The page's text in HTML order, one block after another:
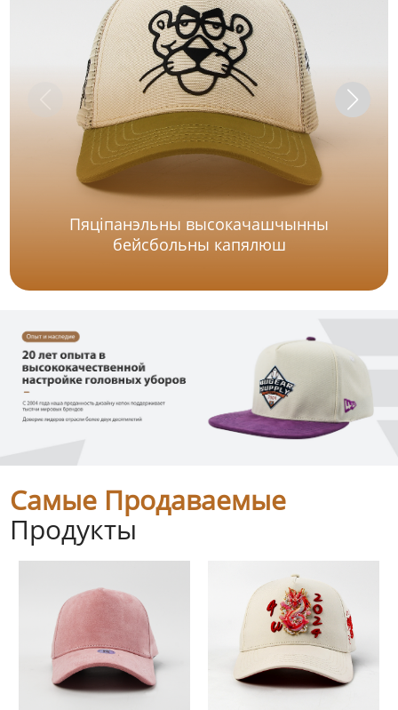
Пяціпанэльны высокачашчынны
бейсбольны капялюш
Самые Продаваемые
Продукты